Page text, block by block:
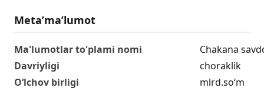
Metaʼmaʼlumot
Ma'lumotlar to'plami nomi
Сhakana
Davriyligi
choraklik
O‘lchov birligi
mlrd.so‘m